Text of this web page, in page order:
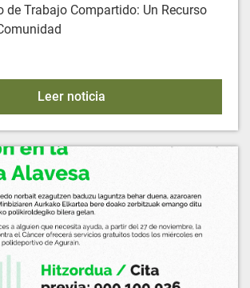
de Trabajo Compartido: Un Recurso
Leer noticiaSALA POLIVALENTE